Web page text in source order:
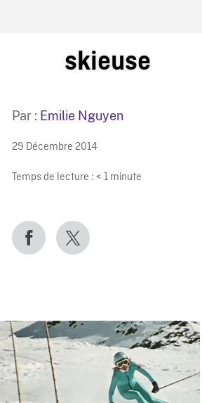
ONF
skieuse
Par : Emilie Nguyen
29 Décembre 2014
Temps de lecture : < 1 minute